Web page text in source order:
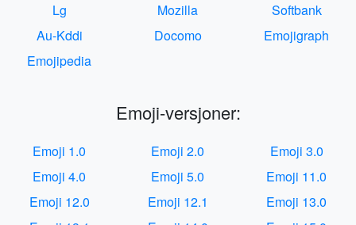
Lg
Mozilla
Softbank
Au-Kddi
Docomo
Emojigraph
Emojipedia
Emoji-versjoner:
Emoji 1.0 Emoji 2.0
Emoji 3.0
Emoji 4.0
Emoji 5.0
Emoji 11.0
Emoji 12.0
Emoji 12.1
Emoji 13.0